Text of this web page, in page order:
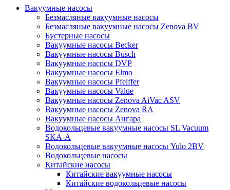
Вакуумные насосы
Безмасляные вакуумные насосы
Безмасляные вакуумные насосы Zenova BV
Бустерные насосы
Вакуумные насосы Becker
Вакуумные насосы Busch
Вакуумные насосы DVP
Вакуумные насосы Elmo
Вакуумные насосы Pfeiffer
Вакуумные насосы Value
Вакуумные насосы Zenova AiVac ASV
Вакуумные насосы Zenova RA
Вакуумные насосы Ангара
Водокольцевые вакуумные насосы SL Vacuum
SKA-A
Водокольцевые вакуумные насосы Yulo 2BV
Водокольцевые насосы
Китайские насосы
Китайские вакуумные насосы
Китайские водокольцевые насосы